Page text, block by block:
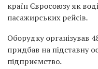
країн Євросоюзу як
пасажирських рейсів.
Оборудку організував
придбав на підставну
підприємство.